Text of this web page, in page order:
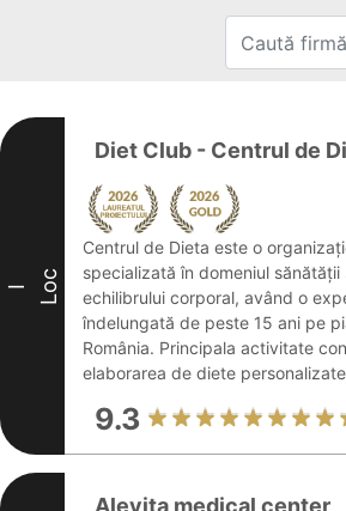
I Loc
Diet Club - Centrul de
Centrul de Dieta este o
specializată în domeniul sănătății
echilibrului corporal, având o
îndelungată de peste 15 ani pe
România. Principala activitate
elaborarea de diete
9.3
Alevita medical center